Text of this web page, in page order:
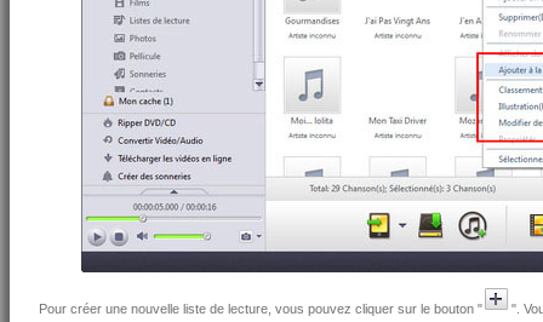
Pour créer une nouvelle liste de lecture, vous pouvez cliquer sur le bouton "
".